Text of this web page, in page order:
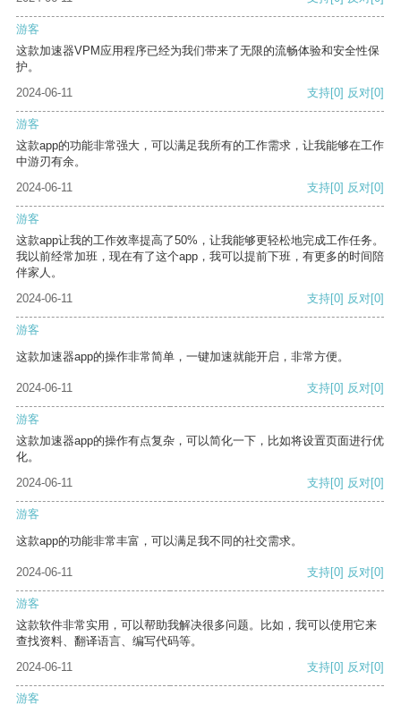
游客
这款加速器VPM应用程序已经为我们带来了无限的流畅体验和安全性保
护。
2024-06-11
支持[0] 反对[0]
游客
这款app的功能非常强大，可以满足我所有的工作需求，让我能够在工作
中游刃有余。
2024-06-11
支持[0] 反对[0]
游客
这款app让我的工作效率提高了50%，让我能够更轻松地完成工作任务。
我以前经常加班，现在有了这个app，我可以提前下班，有更多的时间陪
伴家人。
2024-06-11
支持[0] 反对[0]
游客
这款加速器app的操作非常简单，一键加速就能开启，非常方便。
2024-06-11 支持[0] 反对[0]
游客
这款加速器app的操作有点复杂，可以简化一下，比如将设置页面进行优
化。
2024-06-11
支持[0] 反对[0]
游客
这款app的功能非常丰富，可以满足我不同的社交需求。
2024-06-11 支持[0] 反对[0]
游客
这款软件非常实用，可以帮助我解决很多问题。比如，我可以使用它来
查找资料、翻译语言、编写代码等。
2024-06-11
支持[0] 反对[0]
游客